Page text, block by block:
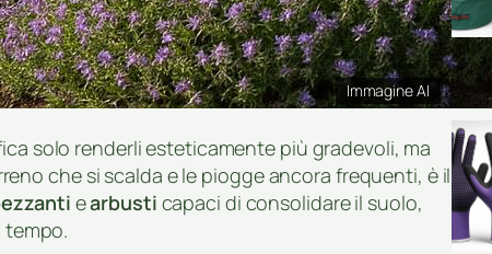
Immagine AI
solo renderli esteticamente più gradevoli, ma
che si scalda e le piogge ancora frequenti, è il
earbusti capaci di consolidare il suolo,
tempo.